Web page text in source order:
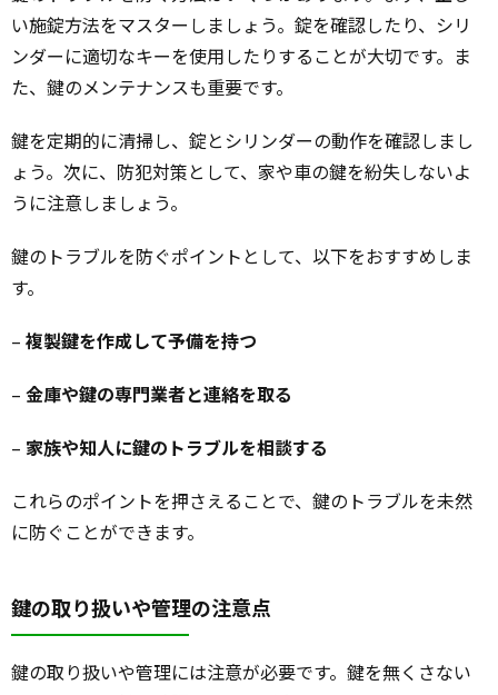
い施錠方法をマスターしましょう。錠を確認したり、シリ
ンダーに適切なキーを使用したりすることが大切です。ま
た、鍵のメンテナンスも重要です。
鍵を定期的に清掃し、錠とシリンダーの動作を確認しまし
ょう。次に、防犯対策として、家や車の鍵を紛失しないよ
うに注意しましょう。
鍵のトラブルを防ぐポイントとして、以下をおすすめしま
す。
– 複製鍵を作成して予備を持つ
– 金庫や鍵の専門業者と連絡を取る
– 家族や知人に鍵のトラブルを相談する
これらのポイントを押さえることで、鍵のトラブルを未然
に防ぐことができます。
鍵の取り扱いや管理の注意点
鍵の取り扱いや管理には注意が必要です。鍵を無くさない